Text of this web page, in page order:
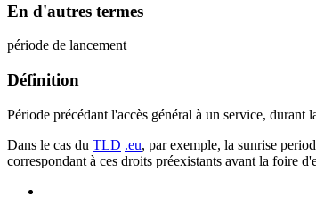
En d'autres termes
période de lancement
Définition
Période précédant l'accès général à un service,
Dans le cas du TLD .eu, par exemple, la sunrise
correspondant à ces droits préexistants avant la foire